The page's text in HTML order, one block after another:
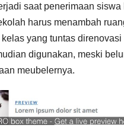
saat penerimaan siswa
harus menambah
yang tuntas direnovasi
digunakan, meski
meubelernya.